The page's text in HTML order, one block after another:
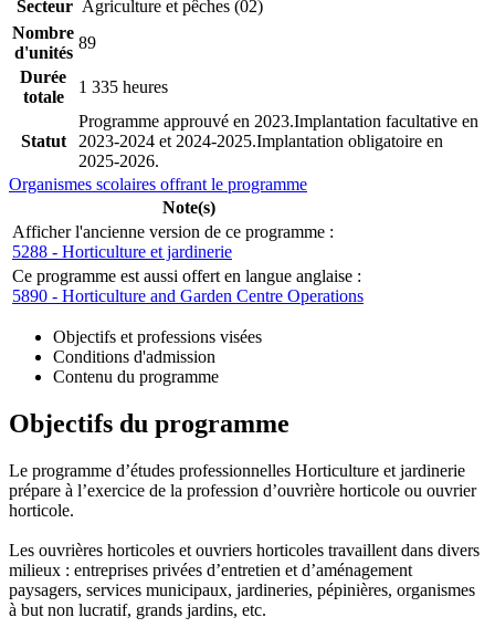
Secteur Agriculture et pêches (02)
Nombre
d'unités
89
Durée
totale
1 335 heures
Statut
Programme approuvé en 2023.Implantation facultative en
2023-2024 et 2024-2025.Implantation obligatoire en
2025-2026.
Organismes scolaires offrant le programme
Note(s)
Afficher l'ancienne version de ce programme :
5288 - Horticulture et jardinerie
Ce programme est aussi offert en langue anglaise :
5890 - Horticulture and Garden Centre Operations
Objectifs et professions visées
Conditions d'admission
Contenu du programme
Objectifs du programme
Le programme d’études professionnelles Horticulture et jardinerie
prépare à l’exercice de la profession d’ouvrière horticole ou ouvrier
horticole.
Les ouvrières horticoles et ouvriers horticoles travaillent dans divers
milieux : entreprises privées d’entretien et d’aménagement
paysagers, services municipaux, jardineries, pépinières, organismes
à but non lucratif, grands jardins, etc.